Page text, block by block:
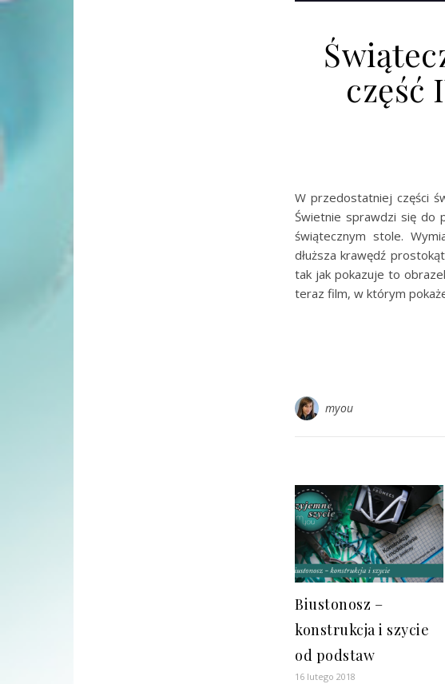
część
W przedostatniej części
Świetnie sprawdzi się do
świątecznym stole.
dłuższa krawędź
tak jak pokazuje to
teraz film, w którym
myou
Biustonosz –
konstrukcja i szycie
od podstaw
16 lutego 2018